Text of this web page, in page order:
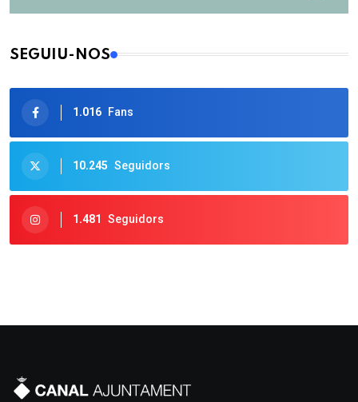
SEGUIU-NOS
1.016 Fans
10.245 Seguidors
1.481 Seguidors